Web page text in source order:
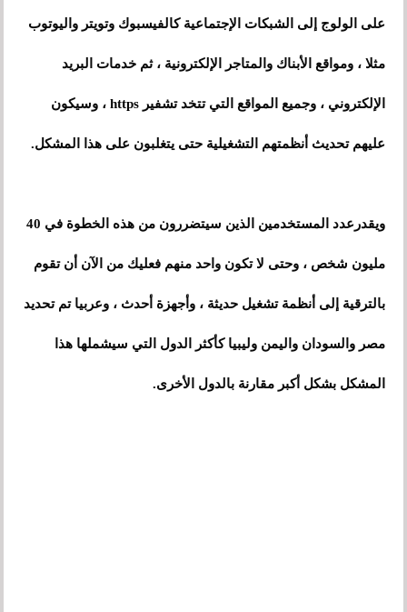
على الولوج إلى الشبكات الإجتماعية كالفيسبوك وتويتر واليوتوب
مثلا ، ومواقع الأبناك والمتاجر الإلكترونية ، ثم خدمات البريد
الإلكتروني ، وجميع المواقع التي تتخد تشفير https ، وسيكون
عليهم تحديث أنظمتهم التشغيلية حتى يتغلبون على هذا المشكل.
ويقدرعدد المستخدمين الذين سيتضررون من هذه الخطوة في 40
مليون شخص ، وحتى لا تكون واحد منهم فعليك من الآن أن تقوم
بالترقية إلى أنظمة تشغيل حديثة ، وأجهزة أحدث ، وعربيا تم تحديد
مصر والسودان واليمن وليبيا كأكثر الدول التي سيشملها هذا
المشكل بشكل أكبر مقارنة بالدول الأخرى.